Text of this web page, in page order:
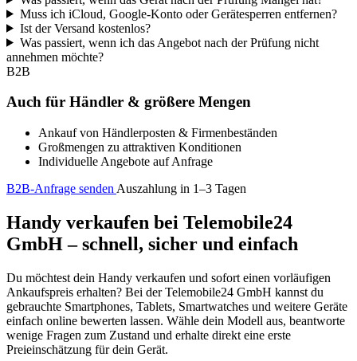
Muss ich iCloud, Google-Konto oder Gerätesperren entfernen?
Ist der Versand kostenlos?
Was passiert, wenn ich das Angebot nach der Prüfung nicht
annehmen möchte?
B2B
Auch für Händler & größere Mengen
Ankauf von Händlerposten & Firmenbeständen
Großmengen zu attraktiven Konditionen
Individuelle Angebote auf Anfrage
B2B-Anfrage senden Auszahlung in 1–3 Tagen
Handy verkaufen bei Telemobile24
GmbH – schnell, sicher und einfach
Du möchtest dein Handy verkaufen und sofort einen vorläufigen
Ankaufspreis erhalten? Bei der Telemobile24 GmbH kannst du
gebrauchte Smartphones, Tablets, Smartwatches und weitere Geräte
einfach online bewerten lassen. Wähle dein Modell aus, beantworte
wenige Fragen zum Zustand und erhalte direkt eine erste
Preieinschätzung für dein Gerät.